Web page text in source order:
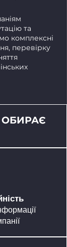
та
комплексні
перевірку
ОБИРАЄ